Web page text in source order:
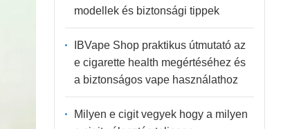
modellek és biztonsági tippek
IBVape Shop praktikus útmutató az
e cigarette health megértéséhez és
a biztonságos vape használathoz
Milyen e cigit vegyek hogy a milyen